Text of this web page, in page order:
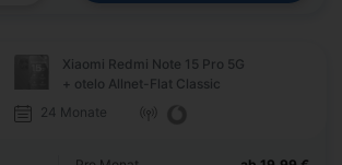
Xiaomi Redmi Note 15 Pro 5G
+ otelo Allnet-Flat Classic
24 Monate